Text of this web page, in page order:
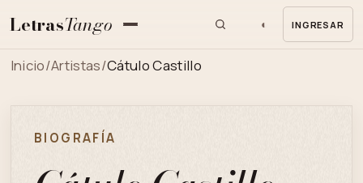
LetrasTango ◐ INGRESAR
Inicio/Artistas/Cátulo Castillo
BIOGRAFÍA